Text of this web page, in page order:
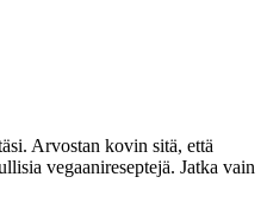
Arvostan kovin sitä, että
vegaanireseptejä. Jatka vain